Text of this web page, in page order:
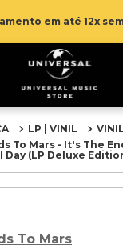
em até 12x
LP | VINIL
To Mars - It's The
(LP Deluxe
To Mars